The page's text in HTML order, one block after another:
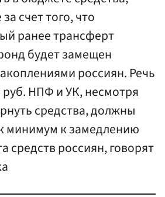
счет того, что
ранее трансферт
будет замещен
россиян. Речь
руб. НПФ и УК, несмотря
средства, должны
минимум к замедлению
средств россиян, говорят